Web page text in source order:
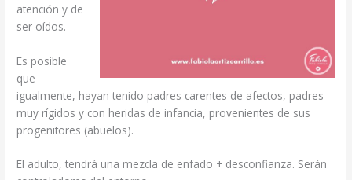
atención y de
ser oídos.
Es posible
que
igualmente, hayan tenido padres carentes de afectos, padres
muy rígidos y con heridas de infancia, provenientes de sus
progenitores (abuelos).
El adulto, tendrá una mezcla de enfado + desconfianza. Serán